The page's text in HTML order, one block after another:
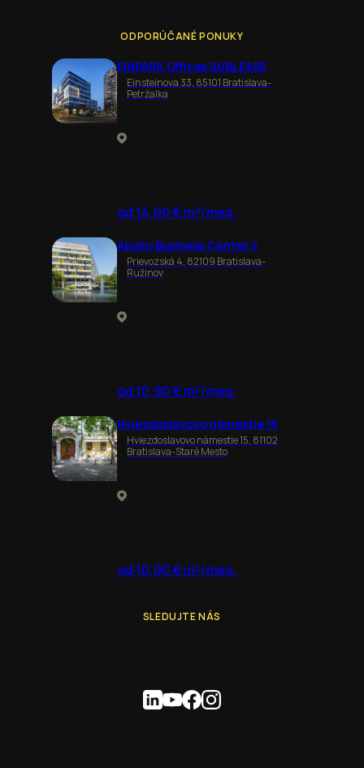
ODPORÚČANÉ PONUKY
EINPARK Offices SUBLEASE
Einsteinova 33, 85101 Bratislava-
Petržalka
od 14,00 € m²/mes.
Apollo Business Center II
Prievozská 4, 82109 Bratislava-
Ružinov
od 10,90 € m²/mes.
Hviezdoslavovo námestie 15
Hviezdoslavovo námestie 15, 81102
Bratislava-Staré Mesto
od 10,00 € m²/mes.
SLEDUJTE NÁS